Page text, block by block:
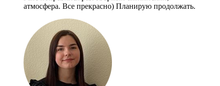
атмосфера. Все прекрасно) Планирую продолжать.